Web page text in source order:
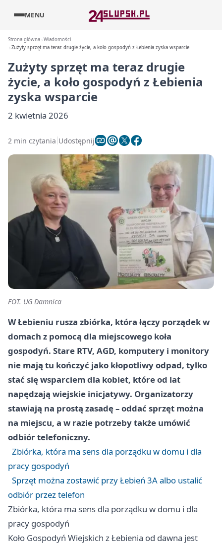
MENU
Strona główna Wiadomości
Zużyty sprzęt ma teraz drugie życie, a koło gospodyń z Łebienia zyska wsparcie
Zużyty sprzęt ma teraz drugie
życie, a koło gospodyń z Łebienia
zyska wsparcie
2 kwietnia 2026
2 min czytania Udostępnij
FOT. UG Damnica
W Łebieniu rusza zbiórka, która łączy porządek w
domach z pomocą dla miejscowego koła
gospodyń. Stare RTV, AGD, komputery i monitory
nie mają tu kończyć jako kłopotliwy odpad, tylko
stać się wsparciem dla kobiet, które od lat
napędzają wiejskie inicjatywy. Organizatorzy
stawiają na prostą zasadę – oddać sprzęt można
na miejscu, a w razie potrzeby także umówić
odbiór telefoniczny.
Zbiórka, która ma sens dla porządku w domu i dla
pracy gospodyń
Sprzęt można zostawić przy Łebień 3A albo ustalić
odbiór przez telefon
Zbiórka, która ma sens dla porządku w domu i dla
pracy gospodyń
Koło Gospodyń Wiejskich z Łebienia od dawna jest